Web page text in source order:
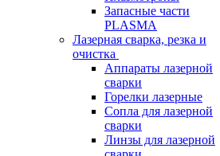
Запасные части
PLASMA
Лазерная сварка, резка и
очистка
Аппараты лазерной
сварки
Горелки лазерные
Сопла для лазерной
сварки
Линзы для лазерной